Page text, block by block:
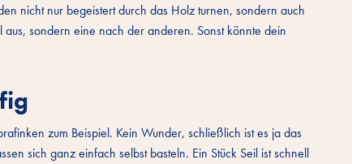
nicht nur begeistert durch das Holz turnen, sondern auch
sondern eine nach der anderen. Sonst könnte dein
zum Beispiel. Kein Wunder, schließlich ist es ja das
sich ganz einfach selbst basteln. Ein Stück Seil ist schnell